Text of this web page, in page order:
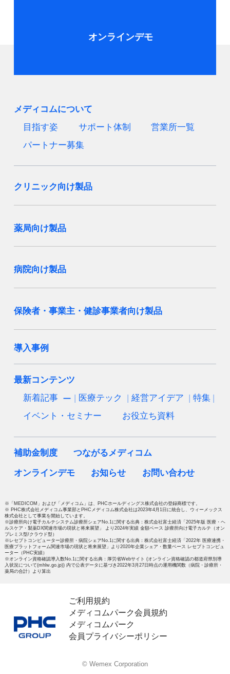
オンラインデモ
メディコムについて
目指す姿
サポート体制
営業所一覧
パートナー募集
クリニック向け製品
薬局向け製品
病院向け製品
保険者・事業主・健診事業者向け製品
導入事例
最新コンテンツ
新着記事
医療テック 経営アイデア
特集
イベント・セミナー
お役立ち資料
補助金制度 つながるメディコム
オンラインデモ お知らせ お問い合わせ
※「MEDICOM」および「メディコム」は、PHCホールディングス株式会社の登録商標です。
※ PHC株式会社メディコム事業部とPHCメディコム株式会社は2023年4月1日に統合し、ウィーメックス
株式会社として事業を開始しています。
※診療所向け電子カルテシステム診療所シェアNo.1に関する出典：株式会社富士経済「2025年版 医療・ヘ
ルスケア・製薬DX関連市場の現状と将来展望」 より2024年実績 金額ベース 診療所向け電子カルテ（オン
プレミス型/クラウド型）
※レセプトコンピューター診療所・病院シェアNo.1に関する出典：株式会社富士経済「2022年 医療連携・
医療プラットフォーム関連市場の現状と将来展望」より2020年企業シェア・数量ベース レセプトコンピュ
ーター（PHC実績）
※オンライン資格確認導入数No.1に関する出典：厚労省Webサイト (オンライン資格確認の都道府県別導
入状況について(mhlw.go.jp)) 内で公表データに基づき2022年3月27日時点の運用機関数（病院・診療所・
薬局の合計）より算出
ご利用規約
メディコムパーク会員規約
メディコムパーク
会員プライバシーポリシー
© Wemex Corporation